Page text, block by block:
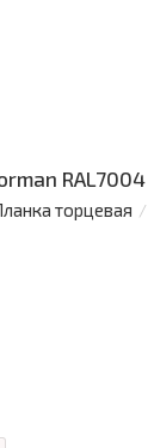
RAL7004
торцевая